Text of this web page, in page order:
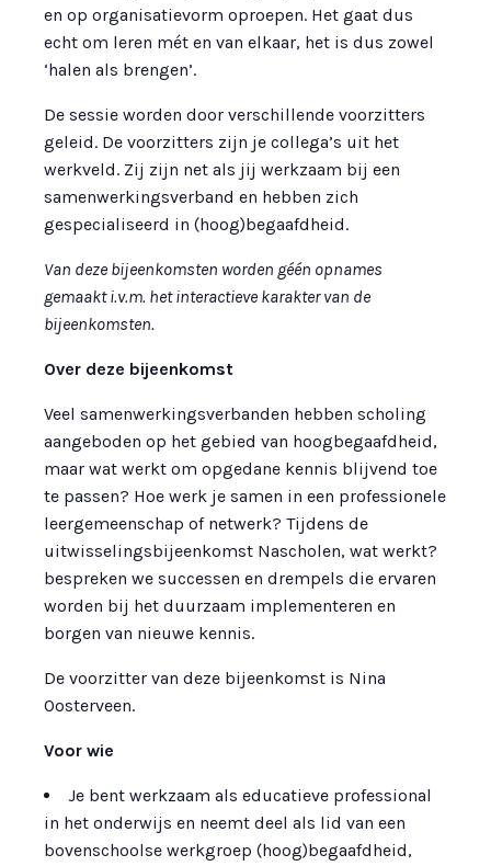
en op organisatievorm oproepen. Het gaat dus
echt om leren mét en van elkaar, het is dus zowel
‘halen als brengen’.
De sessie worden door verschillende voorzitters
geleid. De voorzitters zijn je collega’s uit het
werkveld. Zij zijn net als jij werkzaam bij een
samenwerkingsverband en hebben zich
gespecialiseerd in (hoog)begaafdheid.
Van deze bijeenkomsten worden géén opnames
gemaakt i.v.m. het interactieve karakter van de
bijeenkomsten.
Over deze bijeenkomst
Veel samenwerkingsverbanden hebben scholing
aangeboden op het gebied van hoogbegaafdheid,
maar wat werkt om opgedane kennis blijvend toe
te passen? Hoe werk je samen in een professionele
leergemeenschap of netwerk? Tijdens de
uitwisselingsbijeenkomst Nascholen, wat werkt?
bespreken we successen en drempels die ervaren
worden bij het duurzaam implementeren en
borgen van nieuwe kennis.
De voorzitter van deze bijeenkomst is Nina
Oosterveen.
Voor wie
Je bent werkzaam als educatieve professional
in het onderwijs en neemt deel als lid van een
bovenschoolse werkgroep (hoog)begaafdheid,